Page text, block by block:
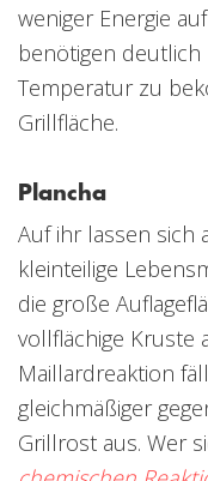
weniger Energie
benötigen
Temperatur zu
Grillfläche.
Plancha
Auf ihr lassen sich
kleinteilige
die große
vollflächige Kruste
Maillardreaktion
gleichmäßiger
Grillrost aus. Wer